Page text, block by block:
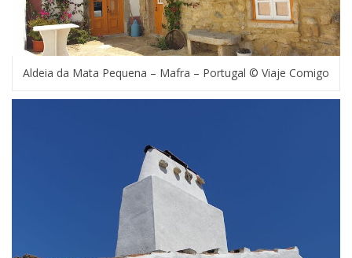
Aldeia da Mata Pequena – Mafra – Portugal © Viaje Comigo